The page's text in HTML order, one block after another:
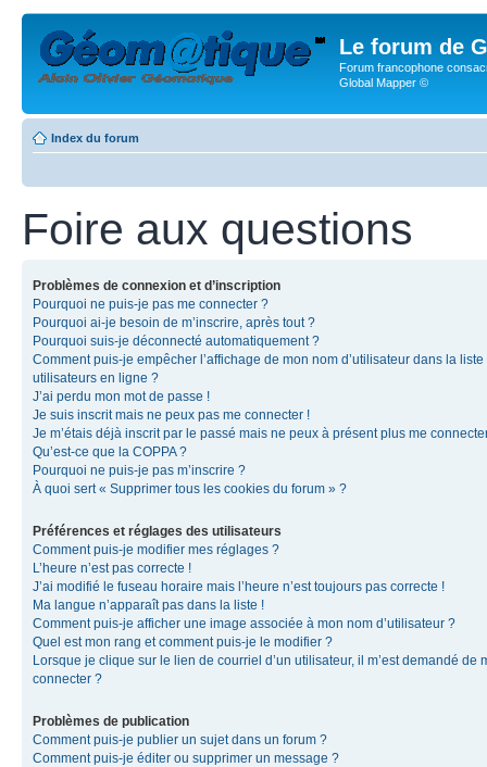
Le forum de
Forum francophone
Global Mapper ©
Index du forum
Foire aux questions
Problèmes de connexion et d’inscription
Pourquoi ne puis-je pas me connecter ?
Pourquoi ai-je besoin de m’inscrire, après tout ?
Pourquoi suis-je déconnecté automatiquement ?
Comment puis-je empêcher l’affichage de mon nom d’utilisateur dans la liste
utilisateurs en ligne ?
J’ai perdu mon mot de passe !
Je suis inscrit mais ne peux pas me connecter !
Je m’étais déjà inscrit par le passé mais ne peux à présent plus me
Qu’est-ce que la COPPA ?
Pourquoi ne puis-je pas m’inscrire ?
À quoi sert « Supprimer tous les cookies du forum » ?
Préférences et réglages des utilisateurs
Comment puis-je modifier mes réglages ?
L’heure n’est pas correcte !
J’ai modifié le fuseau horaire mais l’heure n’est toujours pas correcte !
Ma langue n’apparaît pas dans la liste !
Comment puis-je afficher une image associée à mon nom d’utilisateur ?
Quel est mon rang et comment puis-je le modifier ?
Lorsque je clique sur le lien de courriel d’un utilisateur, il m’est demandé de
connecter ?
Problèmes de publication
Comment puis-je publier un sujet dans un forum ?
Comment puis-je éditer ou supprimer un message ?